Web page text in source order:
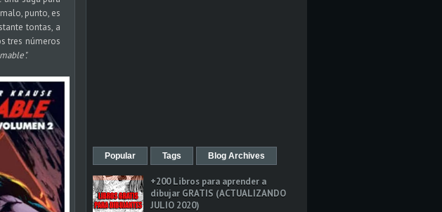
punto, es
tontas, a
tres números
Popular Tags Blog Archives
+200 Libros para aprender a
dibujar GRATIS (ACTUALIZANDO
JULIO 2020)